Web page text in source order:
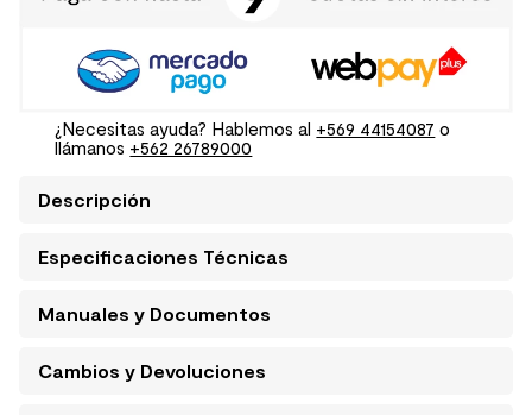
¿Necesitas ayuda? Hablemos al +569 44154087 o
llámanos +562 26789000
Descripción
Especificaciones Técnicas
Manuales y Documentos
Cambios y Devoluciones